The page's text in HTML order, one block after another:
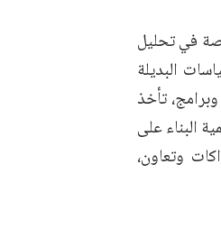
في تحليل
البديلة
تأخذ
البناء على
وتعاون،